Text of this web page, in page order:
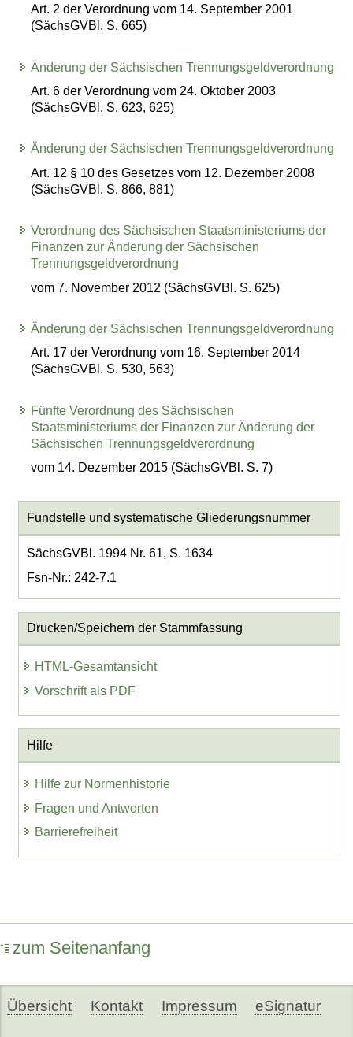
Art. 2 der Verordnung vom 14. September 2001
(SächsGVBl. S. 665)
Änderung der Sächsischen Trennungsgeldverordnung
Art. 6 der Verordnung vom 24. Oktober 2003
(SächsGVBl. S. 623, 625)
Änderung der Sächsischen Trennungsgeldverordnung
Art. 12 § 10 des Gesetzes vom 12. Dezember 2008
(SächsGVBl. S. 866, 881)
Verordnung des Sächsischen Staatsministeriums der
Finanzen zur Änderung der Sächsischen
Trennungsgeldverordnung
vom 7. November 2012 (SächsGVBl. S. 625)
Änderung der Sächsischen Trennungsgeldverordnung
Art. 17 der Verordnung vom 16. September 2014
(SächsGVBl. S. 530, 563)
Fünfte Verordnung des Sächsischen
Staatsministeriums der Finanzen zur Änderung der
Sächsischen Trennungsgeldverordnung
vom 14. Dezember 2015 (SächsGVBl. S. 7)
Fundstelle und systematische Gliederungsnummer
SächsGVBl. 1994 Nr. 61, S. 1634
Fsn-Nr.: 242-7.1
Drucken/Speichern der Stammfassung
HTML-Gesamtansicht
Vorschrift als PDF
Hilfe
Hilfe zur Normenhistorie
Fragen und Antworten
Barrierefreiheit
zum Seitenanfang
Übersicht Kontakt Impressum eSignatur